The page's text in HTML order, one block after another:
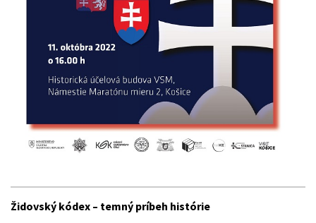
Židovský kódex – temný príbeh histórie